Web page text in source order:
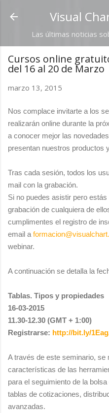
Ir al
Visual
Las últimas noticias
Cursos online
del 16 al 20 de Marzo
marzo 13, 2015
Nos complace invitarte a los
realizarán online durante la
a conocer mejor las
presentan nuestros productos
Tras cada sesión, todos los
mail con la grabación.
Si no puedes asistir pero
grabación de cualquiera de
cumplimentes el registro de
email a
webinar.
A continuación se detalla la
Tablas. Tipos y propiedades
16-03-2015
11.30-12.30 (GMT + 1:00)
Registrarse: http://bit.ly/
A través de este seminario, se
características de las
para el seguimiento de la
tablas de cotizaciones,
avanzadas.